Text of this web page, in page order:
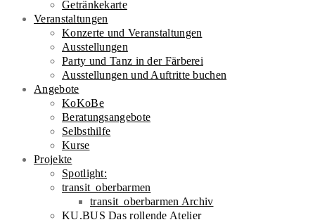
Getränkekarte
Veranstaltungen
Konzerte und Veranstaltungen
Ausstellungen
Party und Tanz in der Färberei
Ausstellungen und Auftritte buchen
Angebote
KoKoBe
Beratungsangebote​
Selbsthilfe
Kurse
Projekte
Spotlight:
transit_oberbarmen
transit_oberbarmen Archiv
KU.BUS Das rollende Atelier